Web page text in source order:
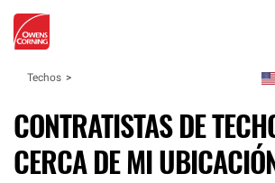
Techos
CONTRATISTAS DE
CERCA DE MI